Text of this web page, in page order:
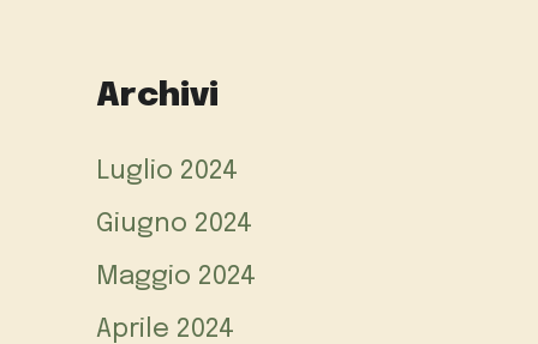
Archivi
Luglio 2024
Giugno 2024
Maggio 2024
Aprile 2024